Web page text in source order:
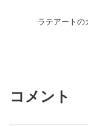
ラテアートの
コメント